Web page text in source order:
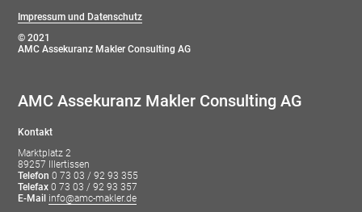
Impressum und Datenschutz
© 2021
AMC Assekuranz Makler Consulting AG
AMC Assekuranz Makler Consulting AG
Kontakt
Marktplatz 2
89257 Illertissen
Telefon 0 73 03 / 92 93 355
Telefax 0 73 03 / 92 93 357
E-Mail info@amc-makler.de